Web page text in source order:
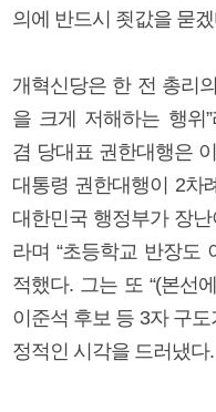
의에 반드시 죗값을 묻
개혁신당은 한 전 총리
을 크게 저해하는 행위
겸 당대표 권한대행은
대통령 권한대행이 2차
대한민국 행정부가 장
라며 “초등학교 반장도
적했다. 그는 또 “(본선
이준석 후보 등 3자 구
정적인 시각을 드러냈다.